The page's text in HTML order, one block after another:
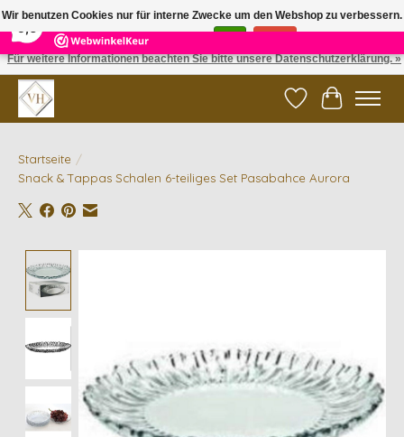
5 Reviews ×
✓ Gratis verzending vanaf €200 | ✓ 14 dagen retourneren
Wunschzettel
Ihr
Startseite /
Snack & Tappas Schalen 6-teiliges Set Pasabahce Aurora
Wir benutzen Cookies nur für interne Zwecke um den Webshop zu verbessern.
Ist das in Ordnung?
Für weitere Informationen beachten Sie bitte unsere Datenschutzerklärung. »